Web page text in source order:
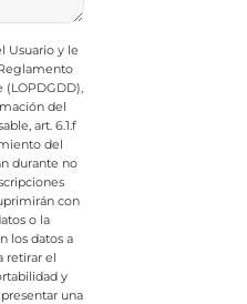
Usuario y le
(LOPDGDD),
del
art. 6.1.f
del
durante no
con
o la
los datos a
retirar el
y
una